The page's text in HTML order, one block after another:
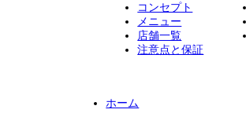
コンセプト
メニュー
店舗一覧
注意点と保証
ホーム